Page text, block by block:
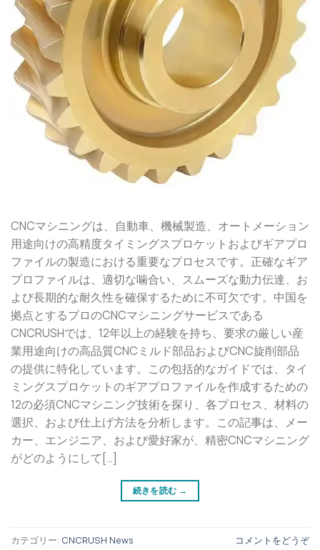
CNCマシニングは、自動車、機械製造、オートメーション
用途向けの高精度タイミングスプロケットおよびギアプロ
ファイルの製造における重要なプロセスです。正確なギア
プロファイルは、適切な噛合い、スムーズな動力伝達、お
よび長期的な耐久性を確保するために不可欠です。中国を
拠点とするプロのCNCマシニングサービスである
CNCRUSHでは、12年以上の経験を持ち、要求の厳しい産
業用途向けの高品質CNCミルド部品およびCNC旋削部品
の提供に特化しています。この包括的なガイドでは、タイ
ミングスプロケットのギアプロファイルを作成するための
12の必須CNCマシニング技術を探り、各プロセス、材料の
選択、および仕上げ方法を分析します。この記事は、メー
カー、エンジニア、および愛好家が、精密CNCマシニング
がどのようにして[…]
続きを読む →
カテゴリー: CNCRUSH News コメントをどうぞ